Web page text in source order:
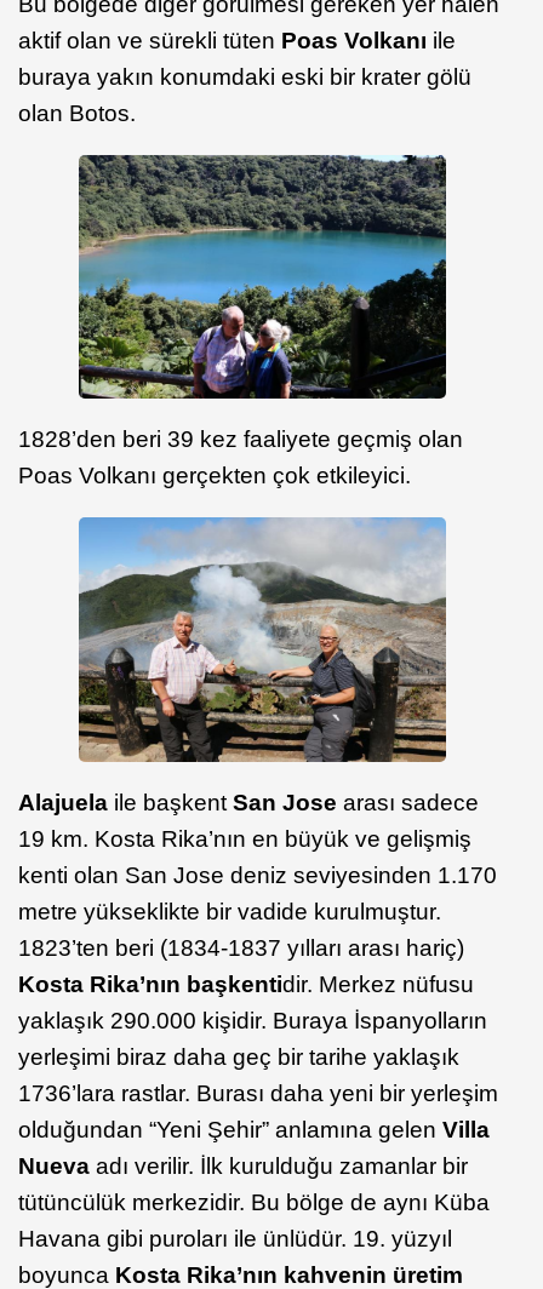
aktif olan ve sürekli tüten Poas Volkanı ile
buraya yakın konumdaki eski bir krater gölü
olan Botos.
1828’den beri 39 kez faaliyete geçmiş olan
Poas Volkanı gerçekten çok etkileyici.
Alajuela ile başkent San Jose arası sadece
19 km. Kosta Rika’nın en büyük ve gelişmiş
kenti olan San Jose deniz seviyesinden 1.170
metre yükseklikte bir vadide kurulmuştur.
1823’ten beri (1834-1837 yılları arası hariç)
Kosta Rika’nın başkentidir. Merkez nüfusu
yaklaşık 290.000 kişidir. Buraya İspanyolların
yerleşimi biraz daha geç bir tarihe yaklaşık
1736’lara rastlar. Burası daha yeni bir yerleşim
olduğundan “Yeni Şehir” anlamına gelen Villa
Nueva adı verilir. İlk kurulduğu zamanlar bir
tütüncülük merkezidir. Bu bölge de aynı Küba
Havana gibi puroları ile ünlüdür. 19. yüzyıl
boyunca Kosta Rika’nın kahvenin üretim